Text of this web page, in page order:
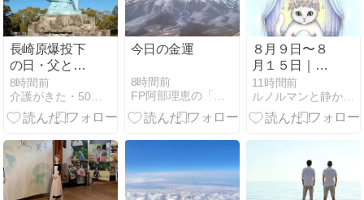
長崎原爆投下
の日・父と
粛々と過ごす
日・定例の再
掲
8時間前
今日の金運
8時間前
８月９日〜８
月１５日｜心
を整える今週
のルノルマン
占い
11時間前
ルノルマンと静かな時間